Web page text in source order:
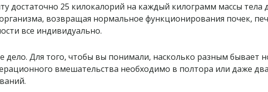
достаточно 25 килокалорий на каждый килограмм массы тела
возвращая нормальное функционирования почек,
все индивидуально.
дело. Для того, чтобы вы понимали, насколько разным бывает
вмешательства необходимо в полтора или даже